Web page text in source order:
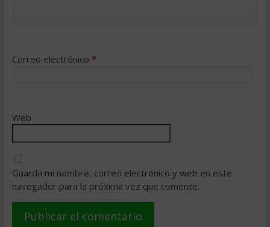
Correo electrónico *
Web
Guarda mi nombre, correo electrónico y web en este
navegador para la próxima vez que comente.